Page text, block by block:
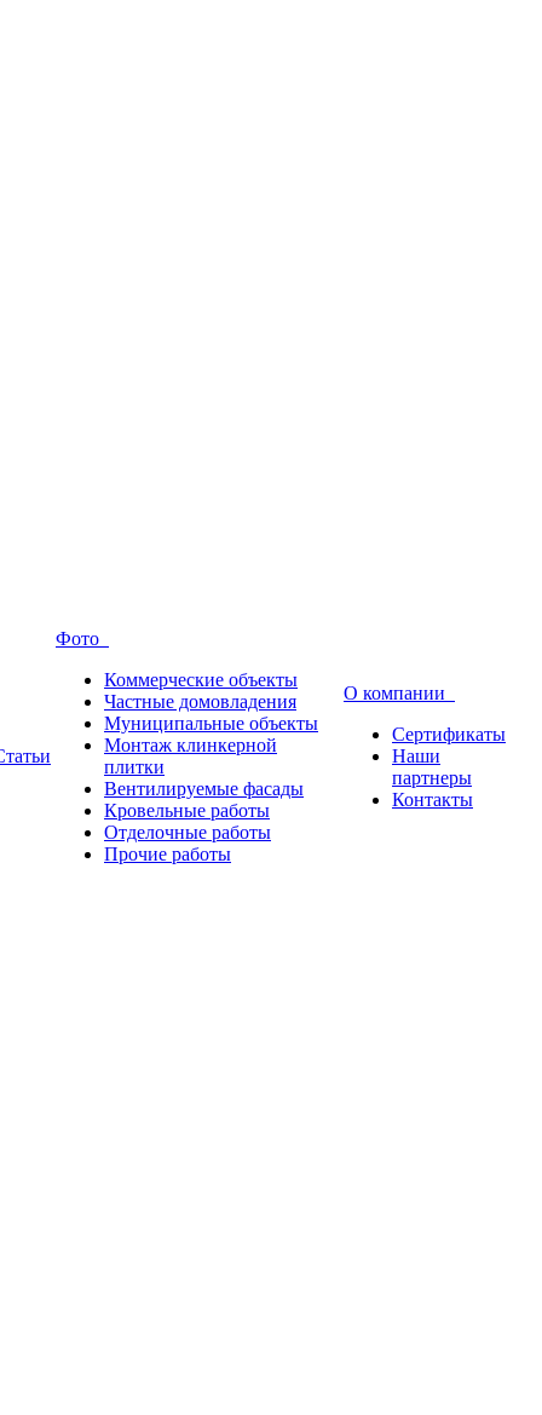
Фото
Коммерческие объекты
Частные домовладения
Муниципальные объекты
Монтаж клинкерной
плитки
Вентилируемые фасады
Кровельные работы
Отделочные работы
Прочие работы
О компании
Сертификаты
Наши
партнеры
Контакты